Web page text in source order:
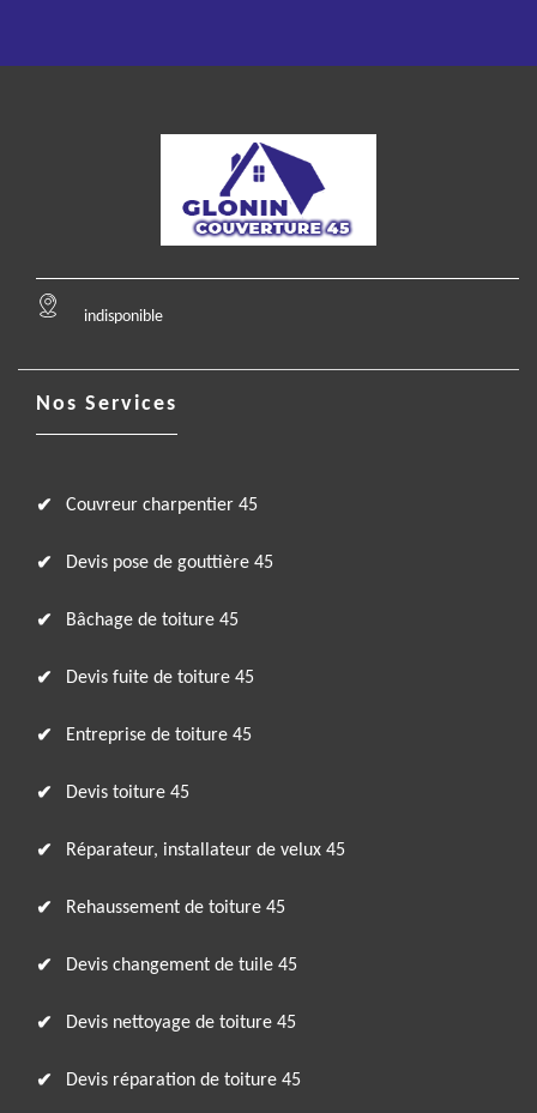
indisponible
Nos Services
Couvreur charpentier 45
Devis pose de gouttière 45
Bâchage de toiture 45
Devis fuite de toiture 45
Entreprise de toiture 45
Devis toiture 45
Réparateur, installateur de velux 45
Rehaussement de toiture 45
Devis changement de tuile 45
Devis nettoyage de toiture 45
Devis réparation de toiture 45